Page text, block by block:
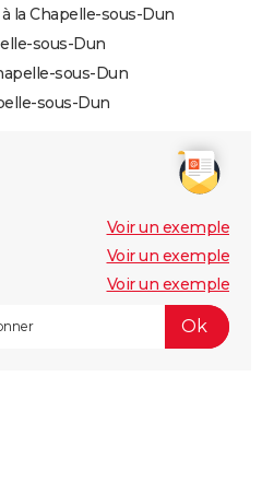
la Chapelle-sous-Dun
sous-Dun
sous-Dun
sous-Dun
Voir un exemple
Voir un exemple
Voir un exemple